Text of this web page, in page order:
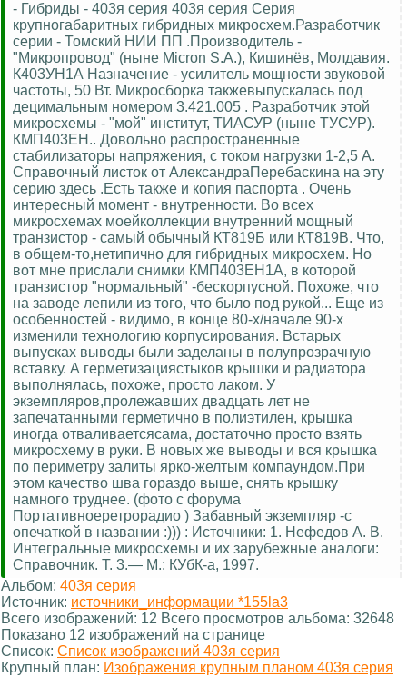
- Гибриды - 403я серия 403я серия Серия
крупногабаритных гибридных микросхем.Разработчик
серии - Томский НИИ ПП .Производитель -
"Микропровод" (ныне Micron S.A.), Кишинёв, Молдавия.
К403УН1А Назначение - усилитель мощности звуковой
частоты, 50 Вт. Микросборка такжевыпускалась под
децимальным номером 3.421.005 . Разработчик этой
микросхемы - "мой" институт, ТИАСУР (ныне ТУСУР).
КМП403ЕН.. Довольно распространенные
стабилизаторы напряжения, с током нагрузки 1-2,5 А.
Справочный листок от АлександраПеребаскина на эту
серию здесь .Есть также и копия паспорта . Очень
интересный момент - внутренности. Во всех
микросхемах моейколлекции внутренний мощный
транзистор - самый обычный КТ819Б или КТ819В. Что,
в общем-то,нетипично для гибридных микросхем. Но
вот мне прислали снимки КМП403ЕН1А, в которой
транзистор "нормальный" -бескорпусной. Похоже, что
на заводе лепили из того, что было под рукой... Еще из
особенностей - видимо, в конце 80-х/начале 90-х
изменили технологию корпусирования. Встарых
выпусках выводы были заделаны в полупрозрачную
вставку. А герметизациястыков крышки и радиатора
выполнялась, похоже, просто лаком. У
экземпляров,пролежавших двадцать лет не
запечатанными герметично в полиэтилен, крышка
иногда отваливаетсясама, достаточно просто взять
микросхему в руки. В новых же выводы и вся крышка
по периметру залиты ярко-желтым компаундом.При
этом качество шва гораздо выше, снять крышку
намного труднее. (фото с форума
Портативноеретрорадио ) Забавный экземпляр -с
опечаткой в названии :))) : Источники: 1. Нефедов А. В.
Интегральные микросхемы и их зарубежные аналоги:
Справочник. Т. 3.— М.: КУбК-а, 1997.
Альбом: 403я серия
Источник: источники_информации *155la3
Всего изображений: 12 Всего просмотров альбома: 32648
Показано 12 изображений на странице
Список: Список изображений 403я серия
Крупный план: Изображения крупным планом 403я серия